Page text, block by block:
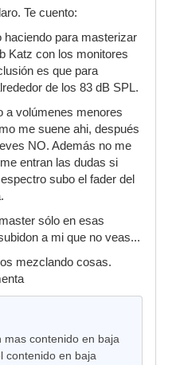
gráfica de las curvas
esto te aconsejo que
tío
Te cuento:
haciendo para masterizar
Katz con los monitores
es que para
de los 83 dB SPL.
a volúmenes menores
me suene ahi, después
NO. Además no me
entran las dudas si
subo el fader del
sólo en esas
a mi que no veas...
mezclando cosas.
mas contenido en baja
contenido en baja